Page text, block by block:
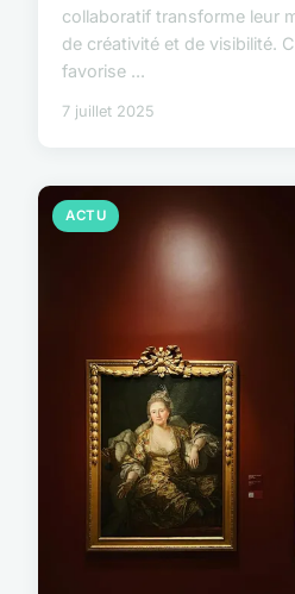
collaboratif transforme leur
de créativité et de visibilité.
favorise ...
7 juillet 2025
ACTU